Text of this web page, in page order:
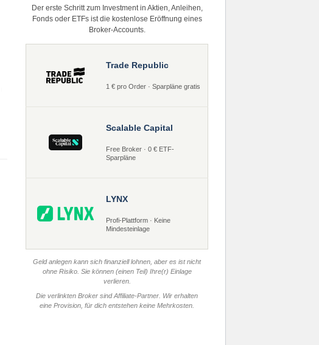
Der erste Schritt zum Investment in Aktien, Anleihen,
Fonds oder ETFs ist die kostenlose Eröffnung eines
Broker-Accounts.
Trade Republic
1 € pro Order · Sparpläne gratis
Scalable Capital
Free Broker · 0 € ETF-
Sparpläne
LYNX
Profi-Plattform · Keine
Mindesteinlage
Geld anlegen kann sich finanziell lohnen, aber es ist nicht
ohne Risiko. Sie können (einen Teil) Ihre(r) Einlage
verlieren.
Die verlinkten Broker sind Affiliate-Partner. Wir erhalten
eine Provision, für dich entstehen keine Mehrkosten.